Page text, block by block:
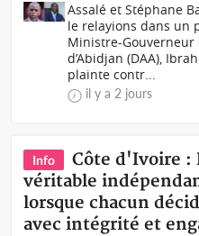
Assalé et Stéphane
le relayions dans un
Ministre-
d’Abidjan (DAA),
plainte contr...
il y a 2 jours
Info
Côte d'Ivoire :
véritable
lorsque chacun
avec intégrité et